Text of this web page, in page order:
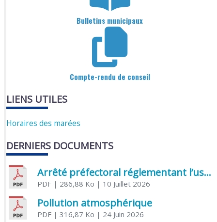
Bulletins municipaux
Compte-rendu de conseil
LIENS UTILES
Horaires des marées
DERNIERS DOCUMENTS
Arrêté préfectoral réglementant l’usage de l’eau
PDF| 286,88 Ko | 10 Juillet 2026
Pollution atmosphérique
PDF| 316,87 Ko | 24 Juin 2026